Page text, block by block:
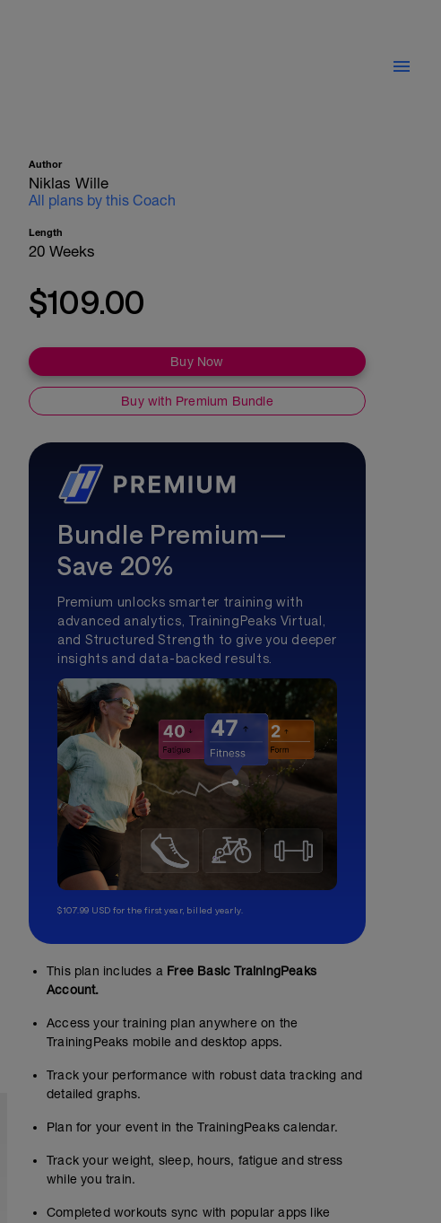
Author
Niklas Wille
All plans by this Coach
Length
20 Weeks
$109.00
Buy Now
Buy with Premium Bundle
Bundle Premium—
Save 20%
Premium unlocks smarter training with
advanced analytics, TrainingPeaks Virtual,
and Structured Strength to give you deeper
insights and data-backed results.
$107.99 USD for the first year, billed yearly.
This plan includes a Free Basic TrainingPeaks
Account.
Access your training plan anywhere on the
TrainingPeaks mobile and desktop apps.
Track your performance with robust data tracking and
detailed graphs.
Plan for your event in the TrainingPeaks calendar.
Track your weight, sleep, hours, fatigue and stress
while you train.
Completed workouts sync with popular apps like